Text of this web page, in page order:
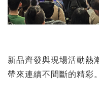
新品齊發與現場活動
帶來連續不間斷的精彩。